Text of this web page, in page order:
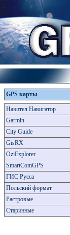
GPS карты
Навител Навигатор
Garmin
City Guide
GisRX
OziExplorer
SmartComGPS
ГИС Русса
Польский формат
Растровые
Старинные